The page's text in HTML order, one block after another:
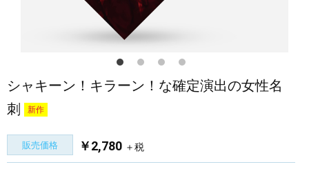
シャキーン！キラーン！な確定演出の女性名
刺
新作
販売価格 ￥2,780 ＋税